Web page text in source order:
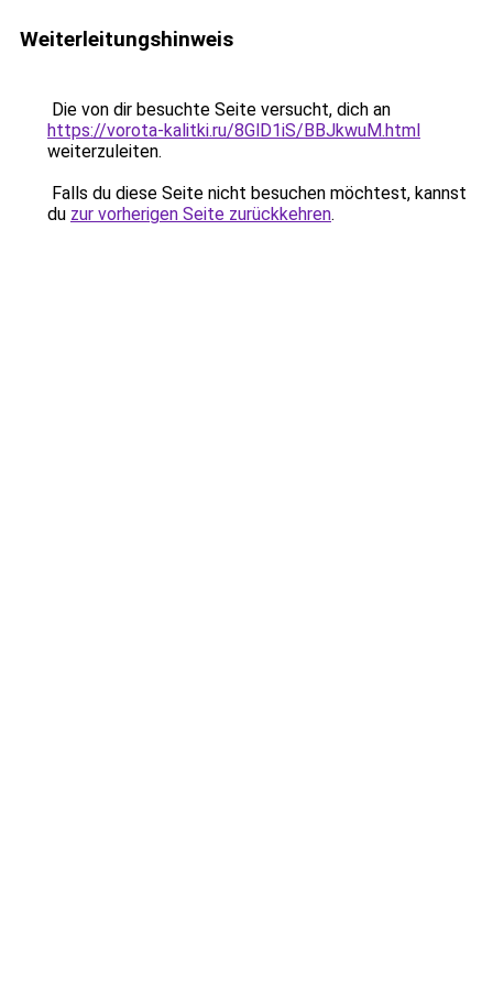
Weiterleitungshinweis
Die von dir besuchte Seite versucht, dich an
https://vorota-kalitki.ru/8GlD1iS/BBJkwuM.html
weiterzuleiten.
Falls du diese Seite nicht besuchen möchtest, kannst
du zur vorherigen Seite zurückkehren.